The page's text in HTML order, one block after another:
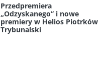
Przedpremiera
„Odzyskanego” i nowe
premiery w Helios Piotrków
Trybunalski